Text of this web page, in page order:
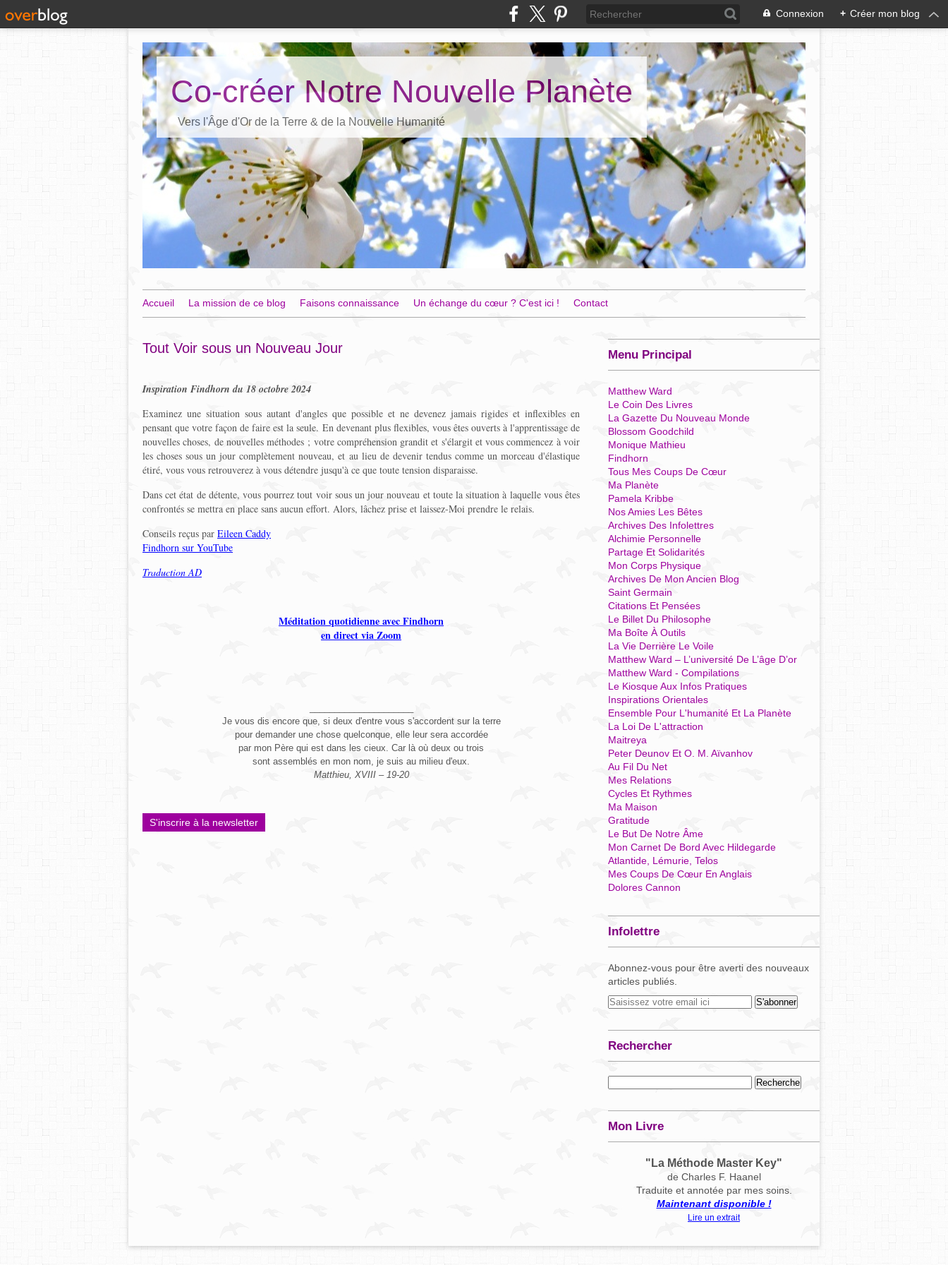
Connexion + Créer mon blog
Co-créer Notre Nouvelle Planète
Vers l'Âge d'Or de la Terre & de la Nouvelle Humanité
Accueil La mission de ce blog Faisons connaissance Un échange du cœur ? C'est ici ! Contact
Tout Voir sous un Nouveau Jour
Inspiration Findhorn du 18 octobre 2024
Examinez une situation sous autant d'angles que possible et ne devenez jamais rigides et inflexibles en
pensant que votre façon de faire est la seule. En devenant plus flexibles, vous êtes ouverts à l'apprentissage de
nouvelles choses, de nouvelles méthodes ; votre compréhension grandit et s'élargit et vous commencez à voir
les choses sous un jour complètement nouveau, et au lieu de devenir tendus comme un morceau d'élastique
étiré, vous vous retrouverez à vous détendre jusqu'à ce que toute tension disparaisse.
Dans cet état de détente, vous pourrez tout voir sous un jour nouveau et toute la situation à laquelle vous êtes
confrontés se mettra en place sans aucun effort. Alors, lâchez prise et laissez-Moi prendre le relais.
Conseils reçus par Eileen Caddy
Findhorn sur YouTube
Traduction AD
Méditation quotidienne avec Findhorn
en direct via Zoom
Je vous dis encore que, si deux d'entre vous s'accordent sur la terre
pour demander une chose quelconque, elle leur sera accordée
par mon Père qui est dans les cieux. Car là où deux ou trois
sont assemblés en mon nom, je suis au milieu d'eux.
Matthieu, XVIII – 19-20
S'inscrire à la newsletter
Menu Principal
Matthew Ward
Le Coin Des Livres
La Gazette Du Nouveau Monde
Blossom Goodchild
Monique Mathieu
Findhorn
Tous Mes Coups De Cœur
Ma Planète
Pamela Kribbe
Nos Amies Les Bêtes
Archives Des Infolettres
Alchimie Personnelle
Partage Et Solidarités
Mon Corps Physique
Archives De Mon Ancien Blog
Saint Germain
Citations Et Pensées
Le Billet Du Philosophe
Ma Boîte À Outils
La Vie Derrière Le Voile
Matthew Ward – L’université De L’âge D’or
Matthew Ward - Compilations
Le Kiosque Aux Infos Pratiques
Inspirations Orientales
Ensemble Pour L'humanité Et La Planète
La Loi De L'attraction
Maitreya
Peter Deunov Et O. M. Aïvanhov
Au Fil Du Net
Mes Relations
Cycles Et Rythmes
Ma Maison
Gratitude
Le But De Notre Âme
Mon Carnet De Bord Avec Hildegarde
Atlantide, Lémurie, Telos
Mes Coups De Cœur En Anglais
Dolores Cannon
Infolettre
Abonnez-vous pour être averti des nouveaux
articles publiés.
Rechercher
Mon Livre
"La Méthode Master Key"
de Charles F. Haanel
Traduite et annotée par mes soins.
Maintenant disponible !
Lire un extrait